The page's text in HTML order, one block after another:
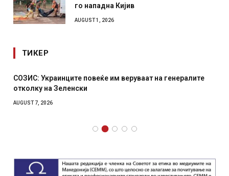
го нападна Кијив
AUGUST 1, 2026
ТИКЕР
СОЗИС: Украинците повеќе им веруваат на генералите
отколку на Зеленски
AUGUST 7, 2026